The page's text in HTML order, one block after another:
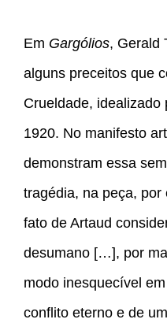
Em Gargólios, Gerald
alguns preceitos que
Crueldade, idealizado
1920. No manifesto
demonstram essa
tragédia, na peça,
fato de Artaud
desumano […], por
modo inesquecível
conflito eterno e de